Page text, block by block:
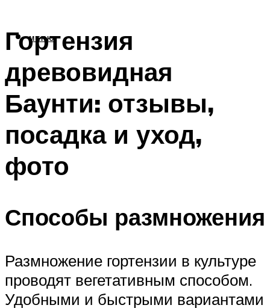
МЕНЮ
Гортензия
древовидная
Баунти: отзывы,
посадка и уход,
фото
Способы размножения
Размножение гортензии в культуре
проводят вегетативным способом.
Удобными и быстрыми вариантами